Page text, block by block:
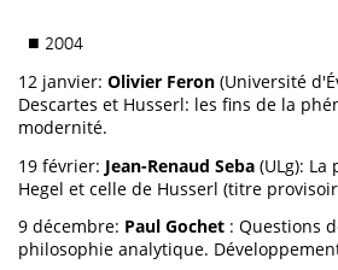
■ 2004
12 janvier: Olivier Feron (Université
Descartes et Husserl: les fins de la
modernité.
19 février: Jean-Renaud Seba (ULg):
Hegel et celle de Husserl (titre
9 décembre: Paul Gochet : Questions
philosophie analytique.